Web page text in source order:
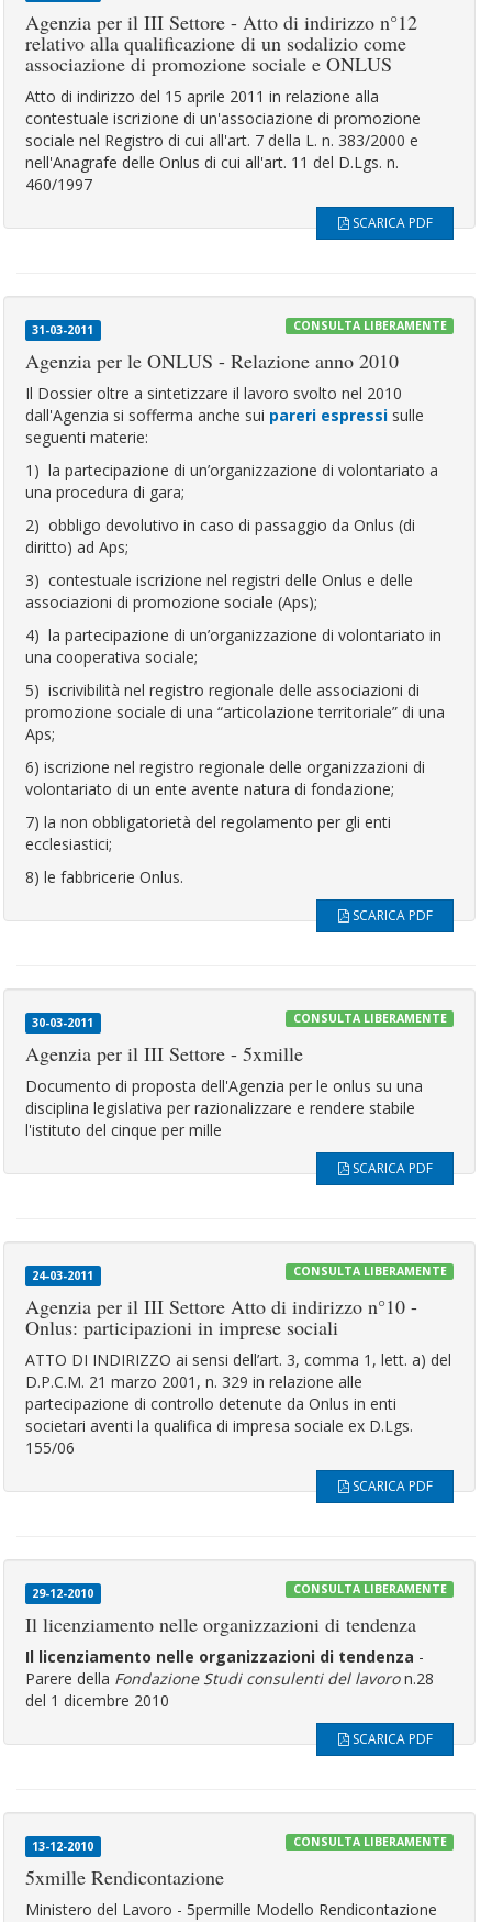
Agenzia per il III Settore - Atto di indirizzo n°12
relativo alla qualificazione di un sodalizio come
associazione di promozione sociale e ONLUS
Atto di indirizzo del 15 aprile 2011 in relazione alla
contestuale iscrizione di un'associazione di promozione
sociale nel Registro di cui all'art. 7 della L. n. 383/2000 e
nell'Anagrafe delle Onlus di cui all'art. 11 del D.Lgs. n.
460/1997
SCARICA PDF
31-03-2011 CONSULTA LIBERAMENTE
Agenzia per le ONLUS - Relazione anno 2010
Il Dossier oltre a sintetizzare il lavoro svolto nel 2010
dall'Agenzia si sofferma anche sui pareri espressi sulle
seguenti materie:
1) la partecipazione di un’organizzazione di volontariato a
una procedura di gara;
2) obbligo devolutivo in caso di passaggio da Onlus (di
diritto) ad Aps;
3) contestuale iscrizione nel registri delle Onlus e delle
associazioni di promozione sociale (Aps);
4) la partecipazione di un’organizzazione di volontariato in
una cooperativa sociale;
5) iscrivibilità nel registro regionale delle associazioni di
promozione sociale di una “articolazione territoriale” di una
Aps;
6) iscrizione nel registro regionale delle organizzazioni di
volontariato di un ente avente natura di fondazione;
7) la non obbligatorietà del regolamento per gli enti
ecclesiastici;
8) le fabbricerie Onlus.
SCARICA PDF
30-03-2011 CONSULTA LIBERAMENTE
Agenzia per il III Settore - 5xmille
Documento di proposta dell'Agenzia per le onlus su una
disciplina legislativa per razionalizzare e rendere stabile
l'istituto del cinque per mille
SCARICA PDF
24-03-2011 CONSULTA LIBERAMENTE
Agenzia per il III Settore Atto di indirizzo n°10 -
Onlus: participazioni in imprese sociali
ATTO DI INDIRIZZO ai sensi dell’art. 3, comma 1, lett. a) del
D.P.C.M. 21 marzo 2001, n. 329 in relazione alle
partecipazione di controllo detenute da Onlus in enti
societari aventi la qualifica di impresa sociale ex D.Lgs.
155/06
SCARICA PDF
29-12-2010 CONSULTA LIBERAMENTE
Il licenziamento nelle organizzazioni di tendenza
Il licenziamento nelle organizzazioni di tendenza -
Parere della Fondazione Studi consulenti del lavoron.28
del 1 dicembre 2010
SCARICA PDF
13-12-2010 CONSULTA LIBERAMENTE
5xmille Rendicontazione
Ministero del Lavoro - 5permille Modello Rendicontazione